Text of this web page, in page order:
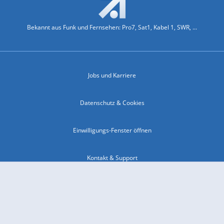
Bekannt aus Funk und Fernsehen: Pro7, Sat1, Kabel 1, SWR, ...
Jobs und Karriere
Datenschutz & Cookies
Einwilligungs-Fenster öffnen
Kontakt & Support